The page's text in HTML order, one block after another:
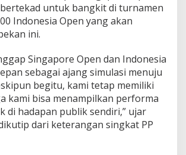
untuk bangkit di turnamen
Indonesia Open yang akan
ini.
Singapore Open dan Indonesia
sebagai ajang simulasi menuju
begitu, kami tetap memiliki
kami bisa menampilkan performa
di hadapan publik sendiri,” ujar
dari keterangan singkat PP